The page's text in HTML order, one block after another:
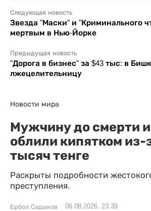
Следующая новость
Звезда "Маски" и "Криминального
мертвым в Нью-Йорке
Предыдущая новость
"Дорога в бизнес" за $43 тыс: в
лжецелительницу
Новости мира
Мужчину до смерти
облили кипятком из-
тысяч тенге
Раскрыты подробности
преступления.
Ербол Садыков 06.08.2026, 23:39